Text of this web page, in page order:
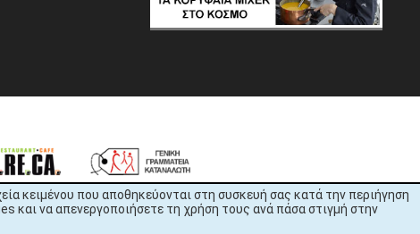
κειμένου που αποθηκεύονται στη συσκευή σας κατά την περιήγηση
και να απενεργοποιήσετε τη χρήση τους ανά πάσα στιγμή στην